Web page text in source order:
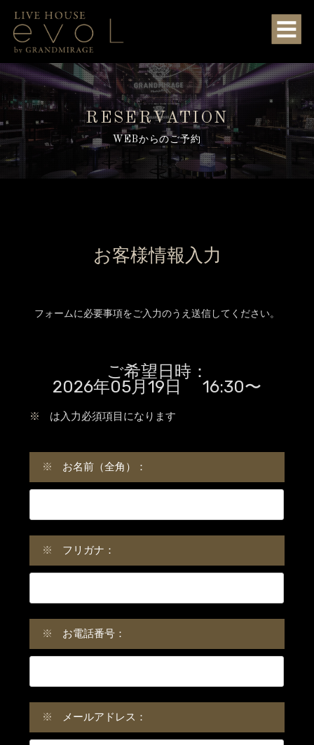
RESERVATION
WEBからのご予約
お客様情報入力
フォームに必要事項をご入力のうえ送信してください。
ご希望日時：
2026年05月19日 16:30〜
※ は入力必須項目になります
※ お名前（全角）：
※ フリガナ：
※ お電話番号：
※ メールアドレス：